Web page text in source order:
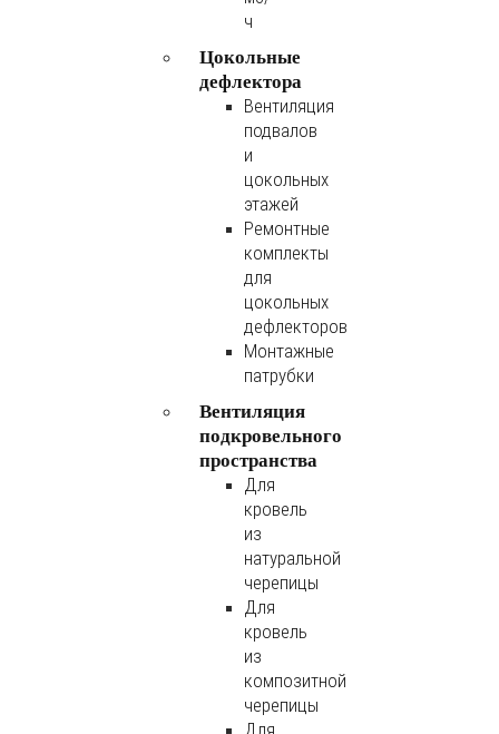
ч
Цокольные
дефлектора
Вентиляция
подвалов
и
цокольных
этажей
Ремонтные
комплекты
для
цокольных
дефлекторов
Монтажные
патрубки
Вентиляция
подкровельного
пространства
Для
кровель
из
натуральной
черепицы
Для
кровель
из
композитной
черепицы
Для